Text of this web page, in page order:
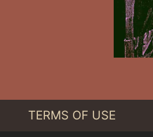
TERMS OF USE